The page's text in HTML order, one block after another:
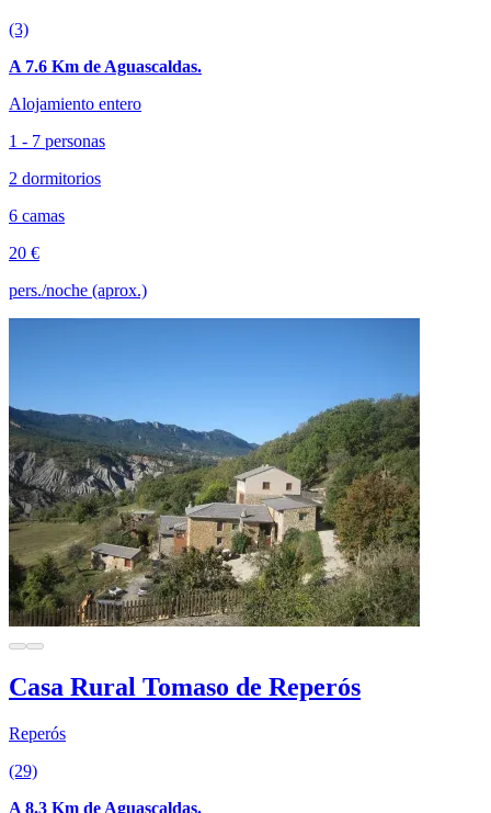
(3)
A 7.6 Km de Aguascaldas.
Alojamiento entero
1 - 7 personas
2 dormitorios
6 camas
20 €
pers./noche (aprox.)
Casa Rural Tomaso de Reperós
Reperós
(29)
A 8.3 Km de Aguascaldas.